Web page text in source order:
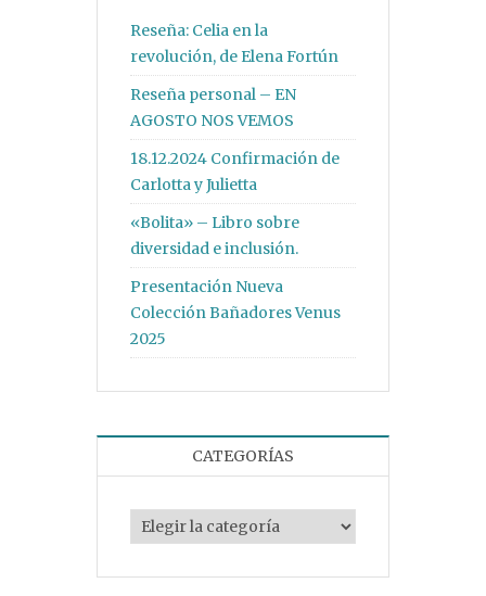
Reseña: Celia en la
revolución, de Elena Fortún
Reseña personal – EN
AGOSTO NOS VEMOS
18.12.2024 Confirmación de
Carlotta y Julietta
«Bolita» – Libro sobre
diversidad e inclusión.
Presentación Nueva
Colección Bañadores Venus
2025
CATEGORÍAS
Categorías